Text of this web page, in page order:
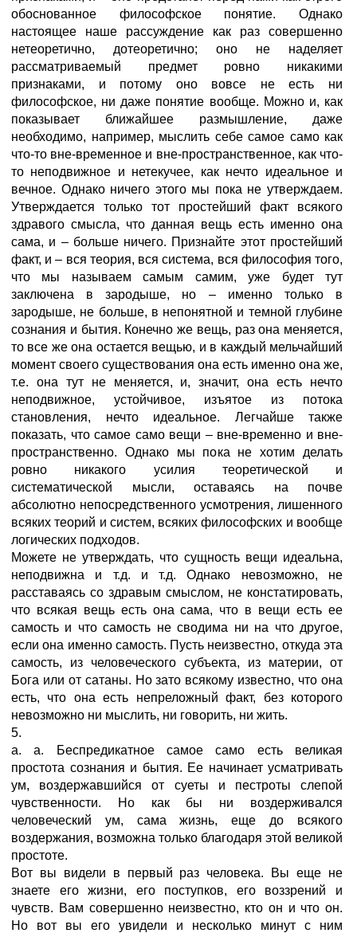
обоснованное философское понятие. Однако
настоящее наше рассуждение как раз совершенно
нетеоретично, дотеоретично; оно не наделяет
рассматриваемый предмет ровно никакими
признаками, и потому оно вовсе не есть ни
философское, ни даже понятие вообще. Можно и, как
показывает ближайшее размышление, даже
необходимо, например, мыслить себе сaмое самo как
что-то вне-временное и вне-пространственное, как что-
то неподвижное и нетекучее, как нечто идеальное и
вечное. Однако ничего этого мы пока не утверждаем.
Утверждается только тот простейший факт всякого
здравого смысла, что данная вещь есть именно она
сама, и – больше ничего. Признайте этот простейший
факт, и – вся теория, вся система, вся философия того,
что мы называем самым самим, уже будет тут
заключена в зародыше, но – именно только в
зародыше, не больше, в непонятной и темной глубине
сознания и бытия. Конечно же вещь, раз она меняется,
то все же она остается вещью, и в каждый мельчайший
момент своего существования она есть именно она же,
т.е. она тут не меняется, и, значит, она есть нечто
неподвижное, устойчивое, изъятое из потока
становления, нечто идеальное. Легчайше также
показать, что сaмое самo вещи – вне-временно и вне-
пространственно. Однако мы пока не хотим делать
ровно никакого усилия теоретической и
систематической мысли, оставаясь на почве
абсолютно непосредственного усмотрения, лишенного
всяких теорий и систем, всяких философских и вообще
логических подходов.
Можете не утверждать, что сущность вещи идеальна,
неподвижна и т.д. и т.д. Однако невозможно, не
расставаясь со здравым смыслом, не констатировать,
что всякая вещь есть она сама, что в вещи есть ее
самость и что самость не сводима ни на что другое,
если она именно самость. Пусть неизвестно, откуда эта
самость, из человеческого субъекта, из материи, от
Бога или от сатаны. Но зато всякому известно, что она
есть, что она есть непреложный факт, без которого
невозможно ни мыслить, ни говорить, ни жить.
5.
a. a. Беспредикатное сaмое самo есть великая
простота сознания и бытия. Ее начинает усматривать
ум, воздержавшийся от суеты и пестроты слепой
чувственности. Но как бы ни воздерживался
человеческий ум, сама жизнь, еще до всякого
воздержания, возможна только благодаря этой великой
простоте.
Вот вы видели в первый раз человека. Вы еще не
знаете его жизни, его поступков, его воззрений и
чувств. Вам совершенно неизвестно, кто он и что он.
Но вот вы его увидели и несколько минут с ним